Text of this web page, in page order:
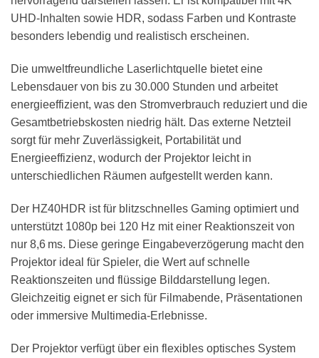
UHD-Inhalten sowie HDR, sodass Farben und Kontraste
besonders lebendig und realistisch erscheinen.
Die umweltfreundliche Laserlichtquelle bietet eine
Lebensdauer von bis zu 30.000 Stunden und arbeitet
energieeffizient, was den Stromverbrauch reduziert und die
Gesamtbetriebskosten niedrig hält. Das externe Netzteil
sorgt für mehr Zuverlässigkeit, Portabilität und
Energieeffizienz, wodurch der Projektor leicht in
unterschiedlichen Räumen aufgestellt werden kann.
Der HZ40HDR ist für blitzschnelles Gaming optimiert und
unterstützt 1080p bei 120 Hz mit einer Reaktionszeit von
nur 8,6 ms. Diese geringe Eingabeverzögerung macht den
Projektor ideal für Spieler, die Wert auf schnelle
Reaktionszeiten und flüssige Bilddarstellung legen.
Gleichzeitig eignet er sich für Filmabende, Präsentationen
oder immersive Multimedia-Erlebnisse.
Der Projektor verfügt über ein flexibles optisches System